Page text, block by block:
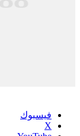
فيسبوك
‫X